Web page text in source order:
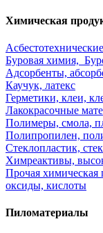
Химическая
Буровая химия,
Адсорбенты,
Каучук, латекс
Герметики, клеи,
Лакокрасочные
Полимеры, смола,
Полипропилен,
Стеклопластик,
Химреактивы,
Прочая
оксиды, кислоты
Пиломатериалы